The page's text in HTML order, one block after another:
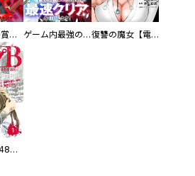
EX ～その賞金稼ぎは、世界の出口を探す～【単行本版】 ゲーム内最強の『裏ボス』に転生したので、主人公の代わりに最速クリアを目指します！【電子単行本版】 復讐の魔女【電子単行本版】
タイプＢ～48時間後、致死率100％～【単話】